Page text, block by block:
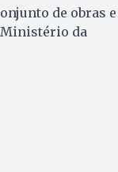
de obras e
Ministério da